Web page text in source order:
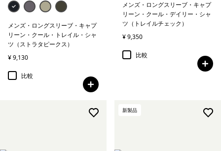
メンズ・ロングスリーブ・キャプ
リーン・クール・トレイル・シャ
ツ（ストラタピークス）
¥ 9,130
比較
メンズ・ロングスリーブ・キャプ
リーン・クール・デイリー・シャ
ツ（トレイルチェック）
¥ 9,350
比較
新製品